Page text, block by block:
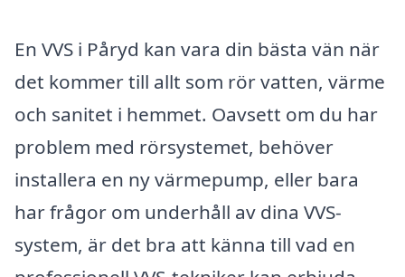
En VVS i Påryd kan vara din bästa vän när
det kommer till allt som rör vatten, värme
och sanitet i hemmet. Oavsett om du har
problem med rörsystemet, behöver
installera en ny värmepump, eller bara
har frågor om underhåll av dina VVS-
system, är det bra att känna till vad en